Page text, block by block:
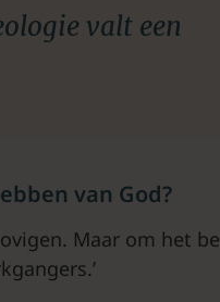
valt een
van God?
Maar om het